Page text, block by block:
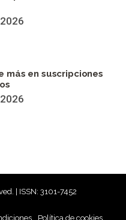
más en suscripciones
| ISSN: 3101-7452
Política de cookies